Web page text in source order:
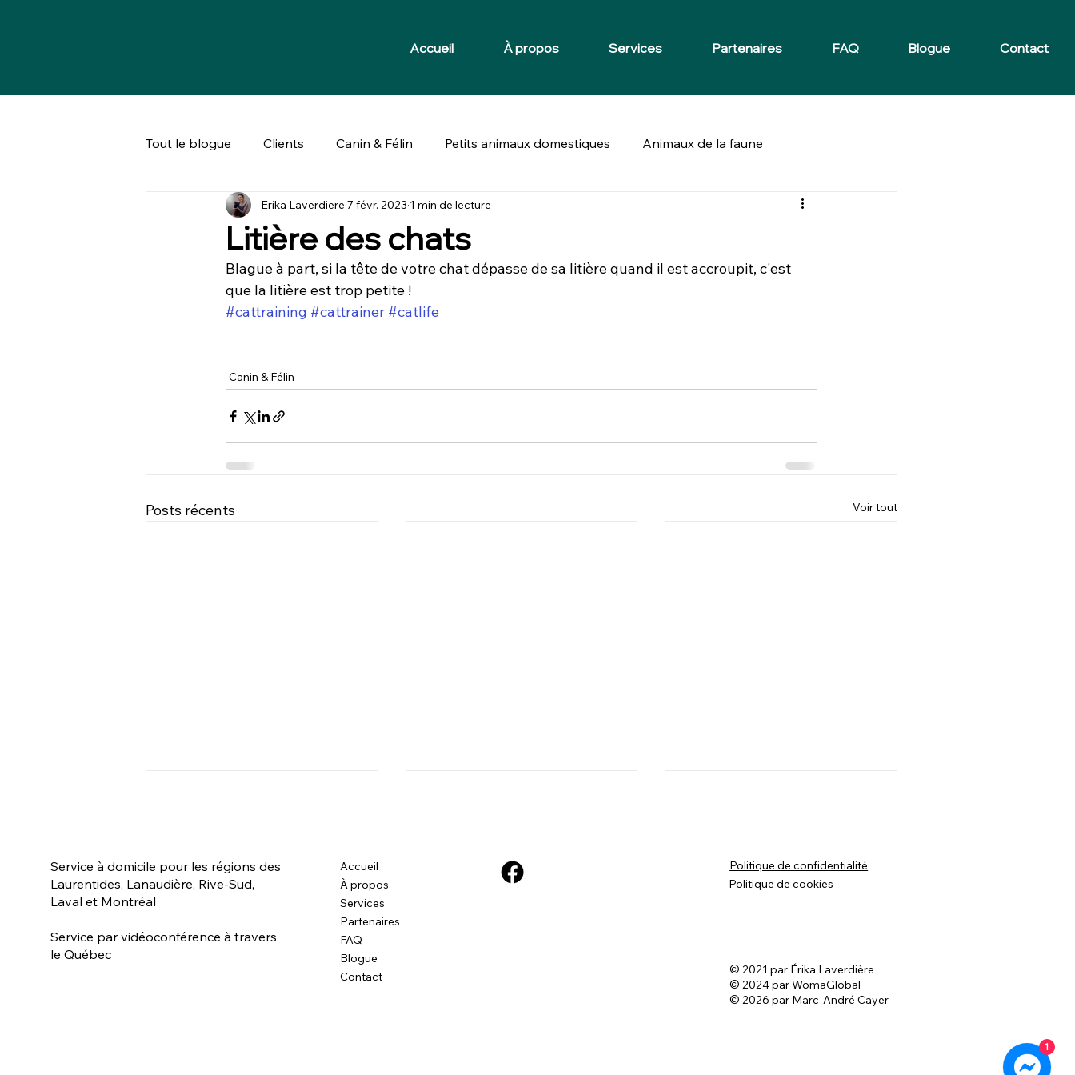
Accueil À propos Services Partenaires FAQ Blogue Contact
Tout le blogue Clients Canin & Félin Petits animaux domestiques Animaux de la faune
Bien-être animal & société
Litière des chats
Erika Laverdiere 7 févr. 2023 1 min de lecture
Blague à part, si la tête de votre chat dépasse de sa litière quand il est accroupit, c'est
que la litière est trop petite !
#cattraining #cattrainer #catlife
Canin & Félin
Posts récents Voir tout
Les bienfaits du massage et
l'ostéopathie pour les
sont inscrits dans sa race ?
Service à domicile pour les régions des
Laurentides, Lanaudière, Rive-Sud,
Laval et Montréal
Service par vidéoconférence à travers
le Québec
Accueil
À propos
Services
Partenaires
FAQ
Blogue
Contact
Politique de cookies
Politique de confidentialité
© 2021 par Érika Laverdière
© 2024 par WomaGlobal
© 2026 par Marc-André Cayer
1